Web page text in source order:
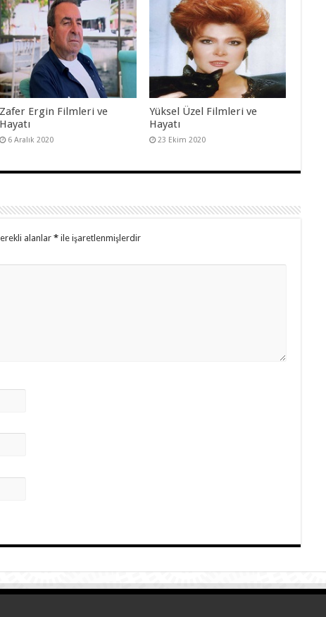
Zafer Ergin Filmleri ve
Hayatı
6 Aralık 2020
Yüksel Üzel Filmleri ve
Hayatı
23 Ekim 2020
alanlar *ile işaretlenmişlerdir